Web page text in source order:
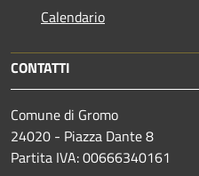
Calendario
CONTATTI
Comune di Gromo
24020 - Piazza Dante 8
Partita IVA: 00666340161